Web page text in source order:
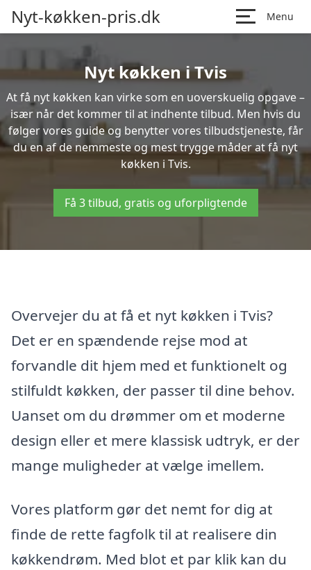
Nyt-køkken-pris.dk Menu
Nyt køkken i Tvis
At få nyt køkken kan virke som en uoverskuelig opgave –
især når det kommer til at indhente tilbud. Men hvis du
følger vores guide og benytter vores tilbudstjeneste, får
du en af de nemmeste og mest trygge måder at få nyt
køkken i Tvis.
Få 3 tilbud, gratis og uforpligtende
Overvejer du at få et nyt køkken i Tvis?
Det er en spændende rejse mod at
forvandle dit hjem med et funktionelt og
stilfuldt køkken, der passer til dine behov.
Uanset om du drømmer om et moderne
design eller et mere klassisk udtryk, er der
mange muligheder at vælge imellem.
Vores platform gør det nemt for dig at
finde de rette fagfolk til at realisere din
køkkendrøm. Med blot et par klik kan du